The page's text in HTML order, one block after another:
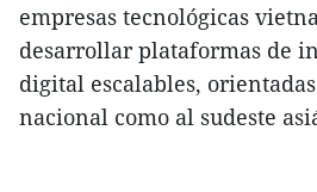
empresas tecnológicas
desarrollar plataformas de
digital escalables,
nacional como al sudeste